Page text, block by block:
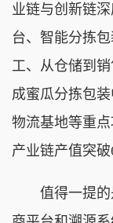
业链与创新链
台、智能分拣
工、从仓储到
成蜜瓜分拣包
物流基地等重
产业链产值突破
值得一提的